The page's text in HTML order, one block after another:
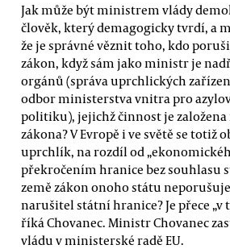
Jak může být ministrem vlády
člověk, který demagogicky tvrdí, a
že je správné věznit toho, kdo
zákon, když sám jako ministr je
orgánů (správa uprchlických
odbor ministerstva vnitra pro
politiku), jejichž činnost je založena
zákona? V Evropě i ve světě se totiž
uprchlík, na rozdíl od
překročením hranice bez souhlasu
země zákon onoho státu
narušitel státní hranice? Je přece „v
říká Chovanec. Ministr Chovanec
vládu v ministerské radě EU.